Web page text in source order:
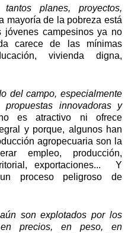
planes, proyectos,
mayoría de la pobreza está
campesinos ya no
carece de las mínimas
vivienda digna,
del campo, especialmente
innovadoras y
es atractivo ni ofrece
y porque, algunos han
agropecuaria son la
empleo, producción,
exportaciones...
Y
proceso peligroso de
son explotados por los
en precios, en peso, en